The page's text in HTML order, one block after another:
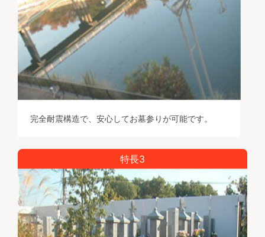
完全耐震構造で、安心してお墓参りが可能です。
特長3